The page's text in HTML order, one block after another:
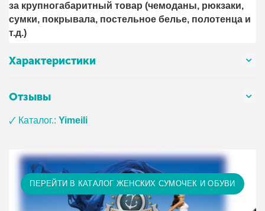
за крупногабаритный товар (чемоданы, рюкзаки,
сумки, покрывала, постельное белье, полотенца и
т.д.)
Характеристики
Отзывы
🗸 Каталог.:Yimeili
ПЕРЕЙТИ В КАТАЛОГ ЖЕНСКИХ СУМОЧЕК И ОБУВИ